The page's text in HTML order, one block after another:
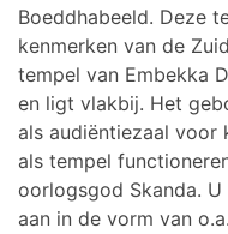
Boeddhabeeld. Deze
kenmerken van de
tempel van Embekka
en ligt vlakbij. Het
als audiëntiezaal voor
als tempel
oorlogsgod Skanda.
aan in de vorm van